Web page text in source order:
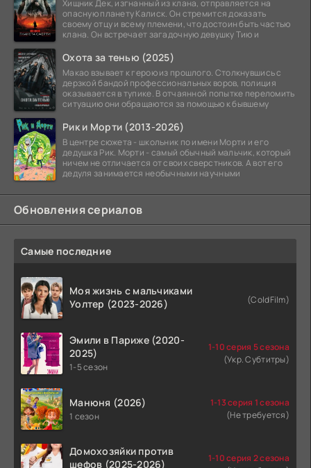
Хищник Дек, изгнанный из клана, отправляется на
опасную планету Калиск. Он стремится доказать
своему отцу и всему племени, что достоин быть частью
клана. Он встречает загадочную девушку Тию и
Охота за тенью (2025)
Макао взывает к герою из прошлого. Столкнувшись с
дерзкой бандой профессиональных воров, полиция
оказывается в тупике. В отчаянной попытке переломить
ситуацию они обращаются за помощью к бывшему
Рик и Морти (2013-2026)
В центре сюжета - школьник по имени Морти и его
дедушка Рик. Морти - самый обычный мальчик, который
ничем не отличается от своих сверстников. А вот его
дедуля занимается необычными научными
Обновления сериалов
Самые последние
Моя жизнь с мальчиками
Уолтер (2023-2026)
(ColdFilm)
Эмили в Париже (2020-
2025)
1-5 сезон
1-10 серия 5 сезона
(Укр. Субтитры)
Манюня (2026)
1 сезон
1-13 серия 1 сезона
(Не требуется)
Домохозяйки против
шефов (2025-2026)
1-10 серия 2 сезона